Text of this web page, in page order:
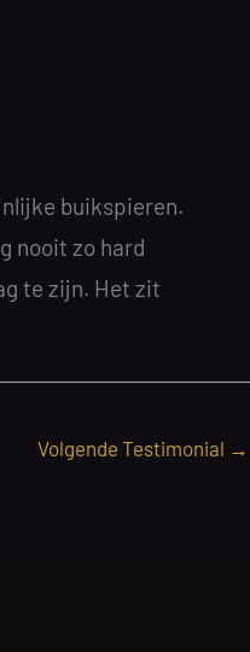
buikspieren.
nooit zo hard
te zijn. Het zit
Volgende Testimonial →